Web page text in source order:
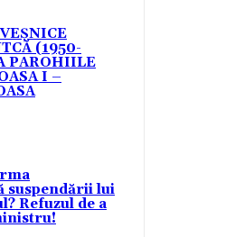
(1950-
PAROHIILE
I –
suspendării lui
Refuzul de a